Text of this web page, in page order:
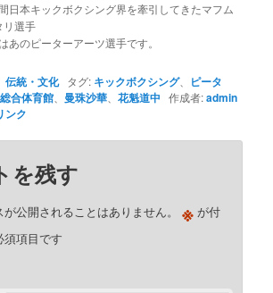
日本キックボクシング界を牽引してきたマフム
リ選手
あのピーターアーツ選手です。
伝統・文化タグ: キックボクシング、
ピータ
合体育館 曼珠沙華 、花魁道中 作成者:admin
ンク
を残す
公開されることはありません。 ※ が付
須項目です